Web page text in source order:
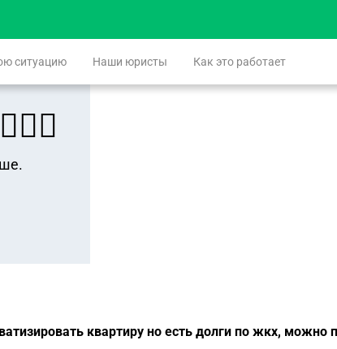
ситуацию Наши юристы Как это работает
квартиру но есть долги по жкх, можно